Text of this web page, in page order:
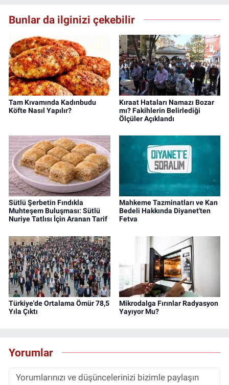
Bunlar da ilginizi çekebilir
Tam Kıvamında Kadınbudu
Köfte Nasıl Yapılır?
Kıraat Hataları Namazı Bozar
mı? Fakihlerin Belirlediği
Ölçüler Açıklandı
Sütlü Şerbetin Fındıkla
Muhteşem Buluşması: Sütlü
Nuriye Tatlısı İçin Aranan Tarif
Mahkeme Tazminatları ve Kan
Bedeli Hakkında Diyanet'ten
Fetva
Türkiye'de Ortalama Ömür 78,5
Yıla Çıktı
Mikrodalga Fırınlar Radyasyon
Yayıyor Mu?
Yorumlar